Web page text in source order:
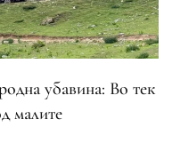
убавина: Во тек
малите